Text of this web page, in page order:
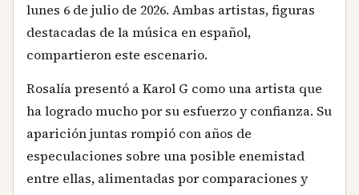
lunes 6 de julio de 2026. Ambas artistas, figuras
destacadas de la música en español,
compartieron este escenario.
Rosalía presentó a Karol G como una artista que
ha logrado mucho por su esfuerzo y confianza. Su
aparición juntas rompió con años de
especulaciones sobre una posible enemistad
entre ellas, alimentadas por comparaciones y